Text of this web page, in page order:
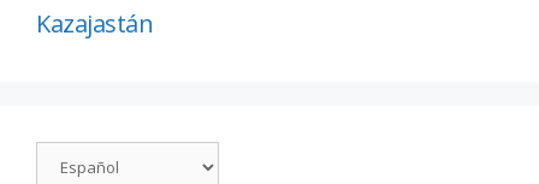
Kazajastán